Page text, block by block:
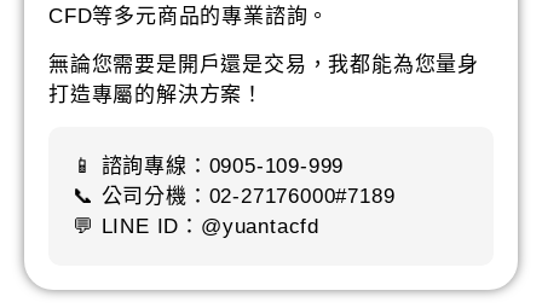
CFD等多元商品的專業諮詢。
無論您需要是開戶還是交易，我都能為您量身
打造專屬的解決方案！
📱 諮詢專線：0905-109-999
📞 公司分機：02-27176000#7189
💬 LINE ID：@yuantacfd